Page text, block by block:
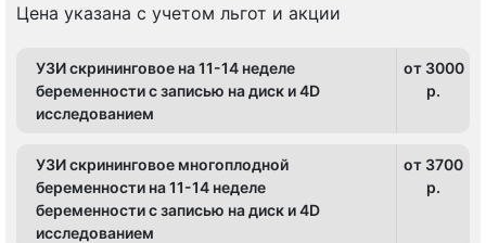
Цена указана с учетом льгот и акции
УЗИ скрининговое на 11-14 неделе
беременности с записью на диск и 4D
исследованием
от 3000
p.
УЗИ скрининговое многоплодной
беременности на 11-14 неделе
беременности с записью на диск и 4D
исследованием
от 3700
p.